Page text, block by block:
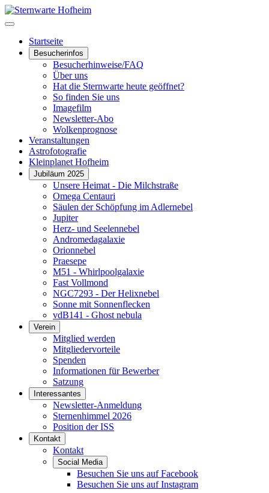
Startseite
Besucherinfos
Besucherhinweise/FAQ
Über uns
Hat die Sternwarte heute geöffnet?
So finden Sie uns
Imagefilm
Newsletter-Abo
Wolkenprognose
Veranstaltungen
Astrofotografie
Kleinplanet Hofheim
Jubiläum 2025
Unsere Heimat - Die Milchstraße
Omega Centauri
Säulen der Schöpfung im Adlernebel
Jupiter
Herz- und Seelennebel
Andromedagalaxie
Orionnebel
Praesepe
M51 - Whirlpoolgalaxie
Fast Vollmond
NGC7293 - Der Helixnebel
Sonne mit Sonnenflecken
vdB141 - Ghost nebula
Verein
Mitglied werden
Mitgliedervorteile
Spenden
Informationen für Bewerber
Satzung
Interessantes
Newsletter-Anmeldung
Sternenhimmel 2026
Position der ISS
Kontakt
Kontakt
Social Media
Besuchen Sie uns auf Facebook
Besuchen Sie uns auf Instagram